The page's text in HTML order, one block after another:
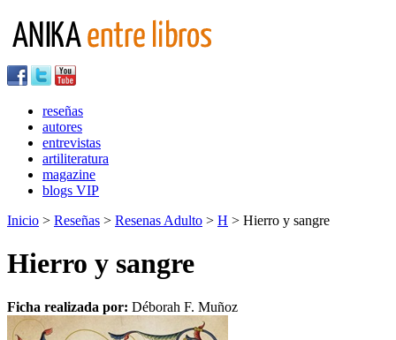
reseñas
autores
entrevistas
artiliteratura
magazine
blogs VIP
Inicio > Reseñas > Resenas Adulto > H > Hierro y sangre
Hierro y sangre
Ficha realizada por: Déborah F. Muñoz